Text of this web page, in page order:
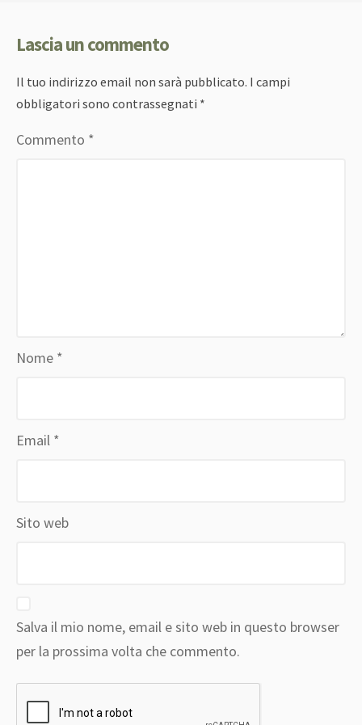
Lascia un commento
Il tuo indirizzo email non sarà pubblicato. I campi
obbligatori sono contrassegnati *
Commento *
Nome *
Email *
Sito web
Salva il mio nome, email e sito web in questo browser
per la prossima volta che commento.